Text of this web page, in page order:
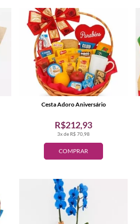
COMPRAR
3x de R$ 70,98
R$212,93
Cesta Adoro Aniversário